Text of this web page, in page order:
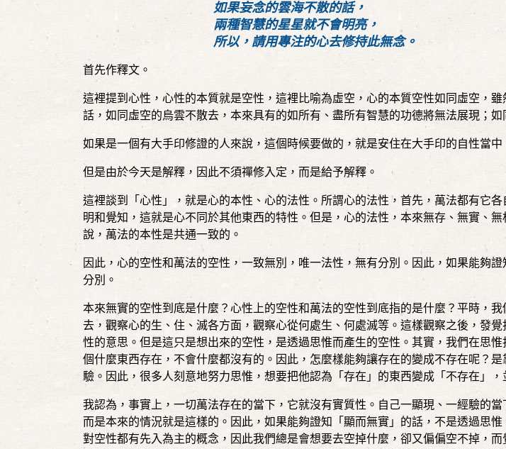
如果妄念的雲海不散的話，
兩種智慧的星星就不會明亮，
所以，請用專注的心去修持此無念。
首先作釋文。
這裡提到心性，心性的本質就是空性，這裡比喻為虛空，心的本質空性如同虛空，
話，如同虛空的烏雲不散去，本來具有的如所有、盡所有智慧的功德將無法展現；
如果是一個有大手印修證的人來說，這個時候要做的，就是安住在大手印的自性當中
但是由於今天是解釋，因此不須禪修入定，而是給予解釋。
這裡談到「心性」，就是心的本性、心的法性。所謂心的法性，首先，萬法都有它
明和覺知，這就是心不同於其他東西的特性。但是，心的法性，本來無存、無實、
說，萬法的本性是共通一致的。
因此，心的空性和萬法的空性，一致無別，唯一法性，無有分別。因此，如果能夠
分別。
本來無實的空性到底是什麼？心性上的空性和萬法的空性到底指的是什麼？平時，
去，觀察心的生、住、滅各方面，觀察心從何處生、何處滅等。這樣觀察之後，發
性的意思。但是這只是想出來的空性，是透過思惟而產生的空性。其實，我們在思
個什麼東西存在，不會什麼都沒有的。因此，怎麼樣能夠讓存在的變成不存在呢？
驗。因此，很多人刻意地努力思惟，想要把他認為「存在」的東西變成「不存在」
我認為，事實上，一切萬法存在的當下，它就沒有實質性。自己一顯現、一經驗的
而是本來的情況就是這樣的。因此，如果能夠證知「顯而無實」的話，不是透過思
對空性都有先入為主的概念，因此我們總是會想要去空掉什麼，卻又偏偏空不掉，